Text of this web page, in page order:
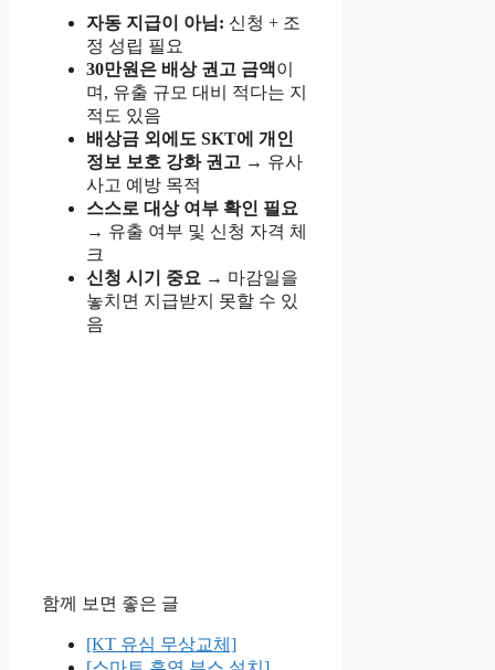
자동 지급이 아님: 신청 + 조
정 성립 필요
30만원은 배상 권고 금액이
며, 유출 규모 대비 적다는 지
적도 있음
배상금 외에도 SKT에 개인
정보 보호 강화 권고 → 유사
사고 예방 목적
스스로 대상 여부 확인 필요
→ 유출 여부 및 신청 자격 체
크
신청 시기 중요 → 마감일을
놓치면 지급받지 못할 수 있
음
함께 보면 좋은 글
[KT 유심 무상교체]